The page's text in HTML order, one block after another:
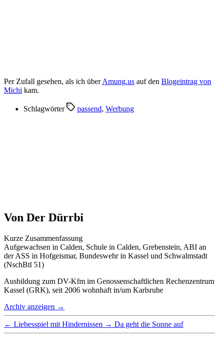
Per Zufall gesehen, als ich überAmung.us auf den Blogeintrag von
Michi kam.
Schlagwörter passend, Werbung
Von Der Dürrbi
Kurze Zusammenfassung
Aufgewachsen in Calden, Schule in Calden, Grebenstein, ABI an
der ASS in Hofgeismar, Bundeswehr in Kassel und Schwalmstadt
(NschBtl 51)
Ausbildung zum DV-Kfm im Genossenschaftlichen Rechenzentrum
Kassel (GRK), seit 2006 wohnhaft in/um Karlsruhe
Archiv anzeigen →
← Liebesspiel mit Hindernissen → Da geht die Sonne auf